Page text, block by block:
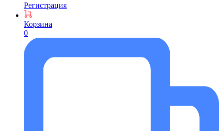
Регистрация
Корзина
0